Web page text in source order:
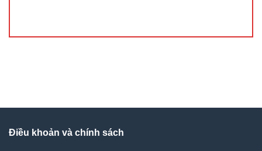
Điều khoản và chính sách